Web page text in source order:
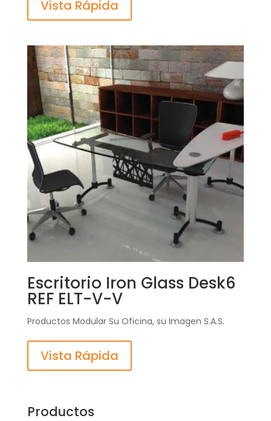
Vista Rápida
Escritorio Iron Glass Desk6
REF ELT-V-V
Productos Modular Su Oficina, su Imagen S.A.S.
Vista Rápida
Productos